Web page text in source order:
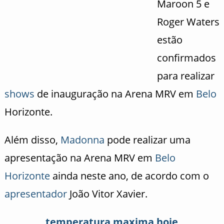
Maroon 5 e
Roger Waters
estão
confirmados
para realizar
shows de inauguração na Arena MRV em Belo
Horizonte.
Além disso, Madonna pode realizar uma
apresentação na Arena MRV em Belo
Horizonteainda neste ano, de acordo com o
apresentadorJoão Vitor Xavier.